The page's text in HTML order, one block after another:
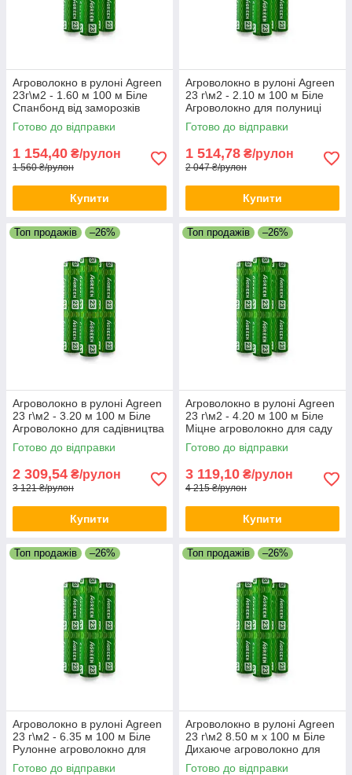
Агроволокно в рулоні Agreen
23г\м2 - 1.60 м 100 м Біле
Спанбонд від заморозків
Захисне агроволокно
Готово до відправки
1 154,40 ₴/рулон
1 560 ₴/рулон
Купити
Агроволокно в рулоні Agreen
23 г\м2 - 2.10 м 100 м Біле
Агроволокно для полуниці
Біле агрополотно в рулоні
Готово до відправки
1 514,78 ₴/рулон
2 047 ₴/рулон
Купити
Топ продажів –26%
Агроволокно в рулоні Agreen
23 г\м2 - 3.20 м 100 м Біле
Агроволокно для садівництва
Якісне агрополотно
Готово до відправки
2 309,54 ₴/рулон
3 121 ₴/рулон
Купити
Топ продажів –26%
Агроволокно в рулоні Agreen
23 г\м2 - 4.20 м 100 м Біле
Міцне агроволокно для саду
та городу Агрополотно
Готово до відправки
3 119,10 ₴/рулон
4 215 ₴/рулон
Купити
Топ продажів –26%
Агроволокно в рулоні Agreen
23 г\м2 - 6.35 м 100 м Біле
Рулонне агроволокно для
теплиці Біле агрополотно
Готово до відправки
Топ продажів –26%
Агроволокно в рулоні Agreen
23 г\м2 8.50 м х 100 м Біле
Дихаюче агроволокно для
саду Агрополотно для дачі
Готово до відправки